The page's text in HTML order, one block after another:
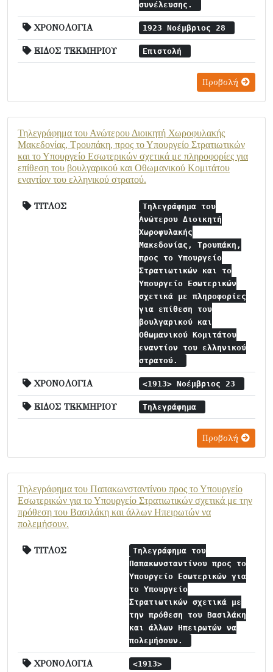
συνέλευσης.
ΧΡΟΝΟΛΟΓΙΑ 1923 Νοέμβριος 28
ΕΙΔΟΣ ΤΕΚΜΗΡΙΟΥ Επιστολή
Προβολή
Τηλεγράφημα του Ανώτερου Διοικητή Χωροφυλακής
Μακεδονίας, Τρουπάκη, προς το Υπουργείο Στρατιωτικών
και το Υπουργείο Εσωτερικών σχετικά με πληροφορίες για
επίθεση του βουλγαρικού και Οθωμανικού Κομιτάτου
εναντίον του ελληνικού στρατού.
ΤΙΤΛΟΣ
Τηλεγράφημα του
Ανώτερου Διοικητή
Χωροφυλακής
Μακεδονίας, Τρουπάκη,
προς το Υπουργείο
Στρατιωτικών και το
Υπουργείο Εσωτερικών
σχετικά με πληροφορίες
για επίθεση του
βουλγαρικού και
Οθωμανικού Κομιτάτου
εναντίον του ελληνικού
στρατού.
ΧΡΟΝΟΛΟΓΙΑ <1913> Νοέμβριος 23
ΕΙΔΟΣ ΤΕΚΜΗΡΙΟΥ Τηλεγράφημα
Προβολή
Τηλεγράφημα του Παπακωνσταντίνου προς το Υπουργείο
Εσωτερικών για το Υπουργείο Στρατιωτικών σχετικά με την
πρόθεση του Βασιλάκη και άλλων Ηπειρωτών να
πολεμήσουν.
ΤΙΤΛΟΣ
Τηλεγράφημα του
Παπακωνσταντίνου προς το
Υπουργείο Εσωτερικών για
το Υπουργείο
Στρατιωτικών σχετικά με
την πρόθεση του Βασιλάκη
και άλλων Ηπειρωτών να
πολεμήσουν.
ΧΡΟΝΟΛΟΓΙΑ <1913>